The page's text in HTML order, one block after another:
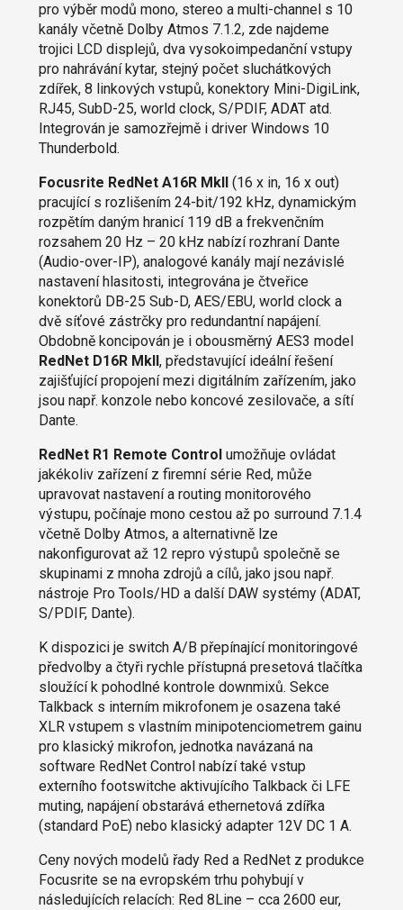
pro výběr modů mono, stereo a multi-channel s 10
kanály včetně Dolby Atmos 7.1.2, zde najdeme
trojici LCD displejů, dva vysokoimpedanční vstupy
pro nahrávání kytar, stejný počet sluchátkových
zdířek, 8 linkových vstupů, konektory Mini-DigiLink,
RJ45, SubD-25, world clock, S/PDIF, ADAT atd.
Integrován je samozřejmě i driver Windows 10
Thunderbold.
Focusrite RedNet A16R MkII (16 x in, 16 x out)
pracující s rozlišením 24-bit/192 kHz, dynamickým
rozpětím daným hranicí 119 dB a frekvenčním
rozsahem 20 Hz – 20 kHz nabízí rozhraní Dante
(Audio-over-IP), analogové kanály mají nezávislé
nastavení hlasitosti, integrována je čtveřice
konektorů DB-25 Sub-D, AES/EBU, world clock a
dvě síťové zástrčky pro redundantní napájení.
Obdobně koncipován je i obousměrný AES3 model
RedNet D16R MkII, představující ideální řešení
zajišťující propojení mezi digitálním zařízením, jako
jsou např. konzole nebo koncové zesilovače, a sítí
Dante.
RedNet R1 Remote Controlumožňuje ovládat
jakékoliv zařízení z firemní série Red, může
upravovat nastavení a routing monitorového
výstupu, počínaje mono cestou až po surround 7.1.4
včetně Dolby Atmos, a alternativně lze
nakonfigurovat až 12 repro výstupů společně se
skupinami z mnoha zdrojů a cílů, jako jsou např.
nástroje Pro Tools/HD a další DAW systémy (ADAT,
S/PDIF, Dante).
K dispozici je switch A/B přepínající monitoringové
předvolby a čtyři rychle přístupná presetová tlačítka
sloužící k pohodlné kontrole downmixů. Sekce
Talkback s interním mikrofonem je osazena také
XLR vstupem s vlastním minipotenciometrem gainu
pro klasický mikrofon, jednotka navázaná na
software RedNet Control nabízí také vstup
externího footswitche aktivujícího Talkback či LFE
muting, napájení obstarává ethernetová zdířka
(standard PoE) nebo klasický adapter 12V DC 1 A.
Ceny nových modelů řady Red a RedNet z produkce
Focusrite se na evropském trhu pohybují v
následujících relacích: Red 8Line – cca 2600 eur,